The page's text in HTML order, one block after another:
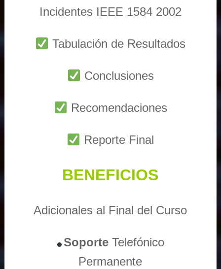
Incidentes IEEE 1584 2002
Tabulación de Resultados
Conclusiones
Recomendaciones
Reporte Final
BENEFICIOS
Adicionales al Final del Curso
Soporte Telefónico
Permanente